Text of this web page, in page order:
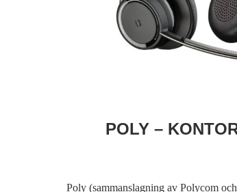
POLY –
Poly (sammanslagning av Polycom och